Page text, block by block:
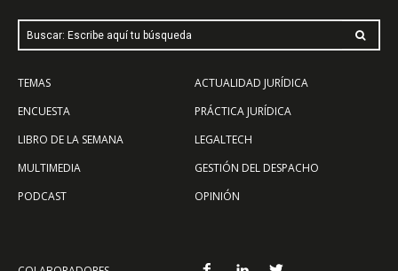
Buscar: Escribe aquí tu búsqueda
TEMAS
ENCUESTA
LIBRO DE LA SEMANA
MULTIMEDIA
PODCAST
ACTUALIDAD JURÍDICA
PRÁCTICA JURÍDICA
LEGALTECH
GESTIÓN DEL DESPACHO
OPINIÓN